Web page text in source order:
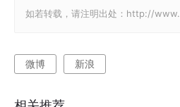
如若转载，请注明出处：http://
微博 新浪